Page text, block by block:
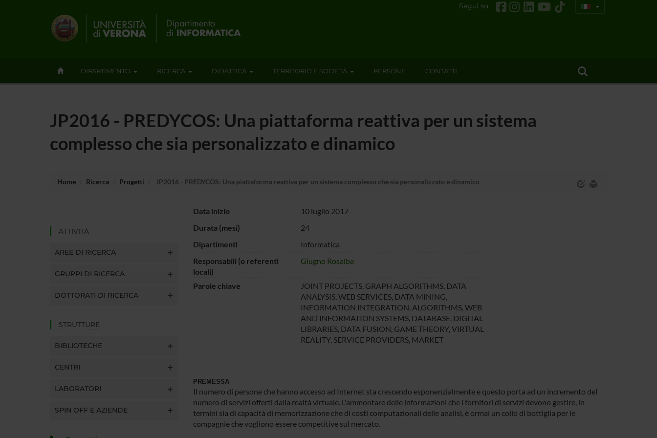
Segui su
DIPARTIMENTO RICERCA DIDATTICA TERRITORIO E SOCIETÀ PERSONE CONTATTI
JP2016 - PREDYCOS: Una piattaforma reattiva per un sistema
complesso che sia personalizzato e dinamico
Home Ricerca Progetti JP2016 - PREDYCOS: Una piattaforma reattiva per un sistema complesso che sia personalizzato e dinamico
ATTIVITÀ
AREE DI RICERCA
GRUPPI DI RICERCA
DOTTORATI DI RICERCA
STRUTTURE
BIBLIOTECHE
CENTRI
LABORATORI
SPIN OFF E AZIENDE
Data inizio
10 luglio 2017
Durata (mesi)
24
Dipartimenti
Informatica
Responsabili (o referenti
locali)
Giugno Rosalba
Parole chiave
JOINT PROJECTS, GRAPH ALGORITHMS, DATA
ANALYSIS, WEB SERVICES, DATA MINING,
INFORMATION INTEGRATION, ALGORITHMS, WEB
AND INFORMATION SYSTEMS, DATABASE, DIGITAL
LIBRARIES, DATA FUSION, GAME THEORY, VIRTUAL
REALITY, SERVICE PROVIDERS, MARKET
PREMESSA
Il numero di persone che hanno accesso ad Internet sta crescendo esponenzialmente e questo porta ad un incremento del
numero di servizi offerti dalla realtà virtuale. L'ammontare delle informazioni che i fornitori di servizi devono gestire, in
termini sia di capacità di memorizzazione che di costi computazionali delle analisi, è ormai un collo di bottiglia per le
compagnie che vogliono essere competitive sul mercato.